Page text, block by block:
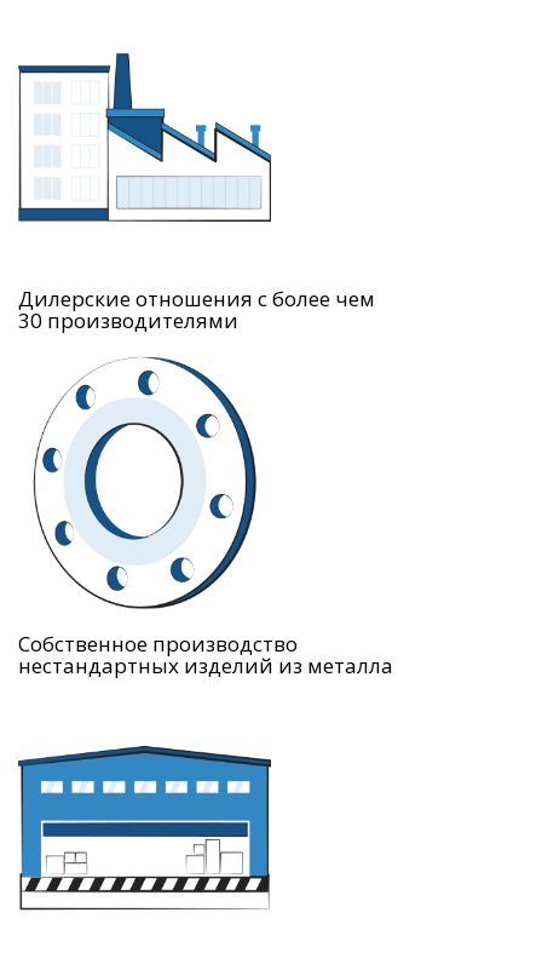
Дилерские отношения с более чем
30 производителями
Собственное производство
нестандартных изделий из металла